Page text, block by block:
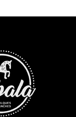
hasta